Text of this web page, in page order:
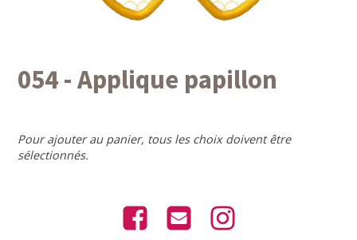
054 - Applique papillon
Pour ajouter au panier, tous les choix doivent être
sélectionnés.